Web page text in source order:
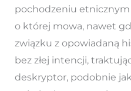
pochodzeniu etnicznym
o której mowa, nawet
związku z opowiadaną
bez złej intencji,
deskryptor, podobnie jak